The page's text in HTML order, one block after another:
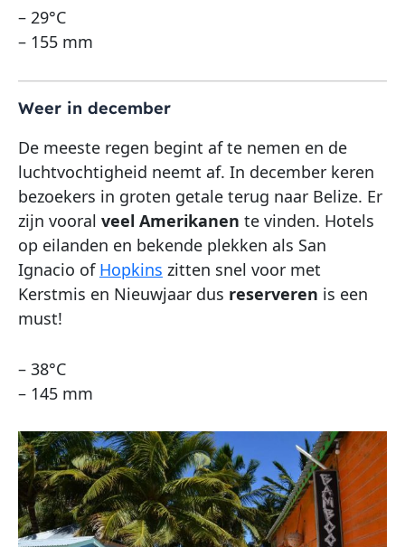
– 29°C
– 155 mm
Weer in december
De meeste regen begint af te nemen en de
luchtvochtigheid neemt af. In december keren
bezoekers in groten getale terug naar Belize. Er
zijn vooral veel Amerikanen te vinden. Hotels
op eilanden en bekende plekken als San
Ignacio of Hopkins zitten snel voor met
Kerstmis en Nieuwjaar dus reserveren is een
must!
– 38°C
– 145 mm